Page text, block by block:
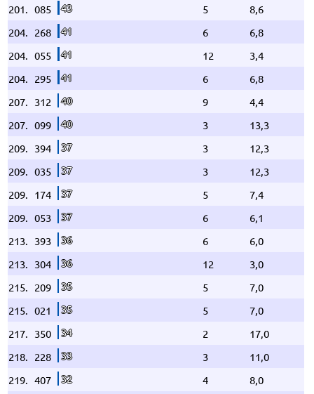
201. 085 43 5
8,6
204. 268 41 6
6,8
204. 055 41 12
3,4
204. 295 41 6
6,8
207. 312 40 9
4,4
207. 099 40 3
13,3
209. 394 37 3
12,3
209. 035 37 3
12,3
209. 174 37 5
7,4
209. 053 37 6
6,1
213. 393 36 6
6,0
213. 304 36 12
3,0
215. 209 35 5
7,0
215. 021 35 5
7,0
217. 350 34 2
17,0
218. 228 33 3
11,0
219. 407 32 4
8,0